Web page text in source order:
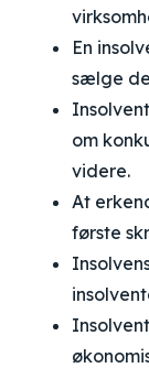
En
sælge
om
videre.
At
første